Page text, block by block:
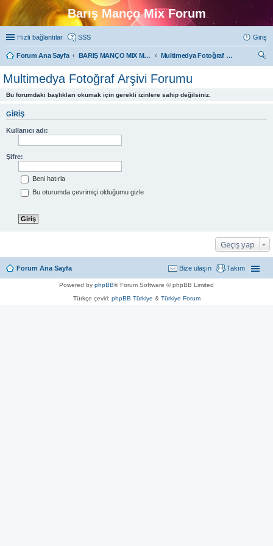
Barış Manço Mix Forum
Hızlı bağlantılar SSS Giriş
Forum Ana Sayfa BARIŞ MANÇO MIX MULTIMEDYA FORUMLARI
Multimedya Fotoğraf Arşivi Forumu
Multimedya Fotoğraf Arşivi Forumu
Bu forumdaki başlıkları okumak için gerekli izinlere sahip değilsiniz.
GIRIŞ
Kullanıcı adı:
Şifre:
Beni hatırla
Bu oturumda çevrimiçi olduğumu gizle
Geçiş yap
Forum Ana Sayfa Takım
Bize ulaşın
Powered by phpBB® Forum Software © phpBB Limited
Türkçe çeviri: phpBB Türkiye & Türkiye Forum